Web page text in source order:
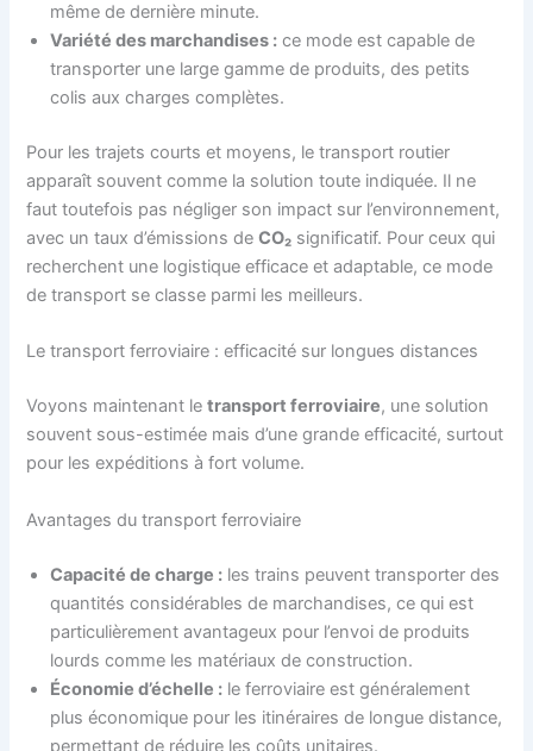
même de dernière minute.
Variété des marchandises : ce mode est capable de
transporter une large gamme de produits, des petits
colis aux charges complètes.
Pour les trajets courts et moyens, le transport routier
apparaît souvent comme la solution toute indiquée. Il ne
faut toutefois pas négliger son impact sur l’environnement,
avec un taux d’émissions deCO₂ significatif. Pour ceux qui
recherchent une logistique efficace et adaptable, ce mode
de transport se classe parmi les meilleurs.
Le transport ferroviaire : efficacité sur longues distances
Voyons maintenant letransport ferroviaire, une solution
souvent sous-estimée mais d’une grande efficacité, surtout
pour les expéditions à fort volume.
Avantages du transport ferroviaire
Capacité de charge : les trains peuvent transporter des
quantités considérables de marchandises, ce qui est
particulièrement avantageux pour l’envoi de produits
lourds comme les matériaux de construction.
Économie d’échelle : le ferroviaire est généralement
plus économique pour les itinéraires de longue distance,
permettant de réduire les coûts unitaires.